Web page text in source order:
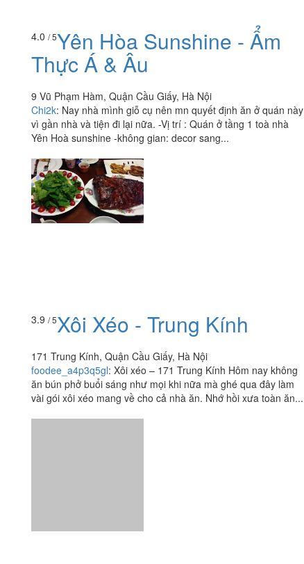
4.0 / 5Yên Hòa Sunshine - Ẩm
Thực Á & Âu
9 Vũ Phạm Hàm, Quận Cầu Giấy, Hà Nội
Chi2k: Nay nhà mình giỗ cụ nên mn quyết định ăn ở quán này
vì gần nhà và tiện đi lại nữa. -Vị trí : Quán ở tầng 1 toà nhà
Yên Hoà sunshine -không gian: decor sang...
foodee_a4p3q5gl:Xôi xéo – 171 Trung Kính Hôm nay không
ăn bún phở buổi sáng như mọi khi nữa mà ghé qua đây làm
vài gói xôi xéo mang về cho cả nhà ăn. Nhớ hồi xưa toàn ăn...